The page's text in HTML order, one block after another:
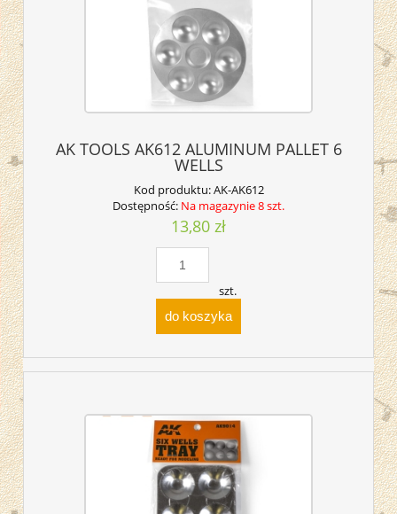
AK TOOLS AK612 ALUMINUM PALLET 6
WELLS
Kod produktu:AK-AK612
Dostępność: Na magazynie 8 szt.
13,80 zł
szt.
do koszyka